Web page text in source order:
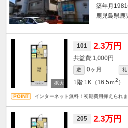
築年月
鹿児島県鹿
101 2.3万円
1,000円
敷 0ヶ月 礼
1階 1K（16.5ｍ2 ）
インターネット無料！初期費用抑えられ
205 2.3万円